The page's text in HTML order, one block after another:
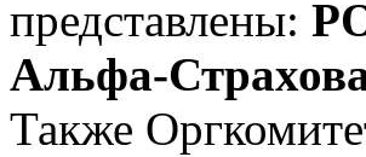
представлены:
Альфа-
Также